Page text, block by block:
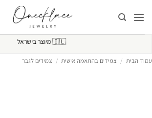
🇮🇱מיוצר בישראל
עמוד הבית / צמידים בהתאמה אישית / צמידים לגבר